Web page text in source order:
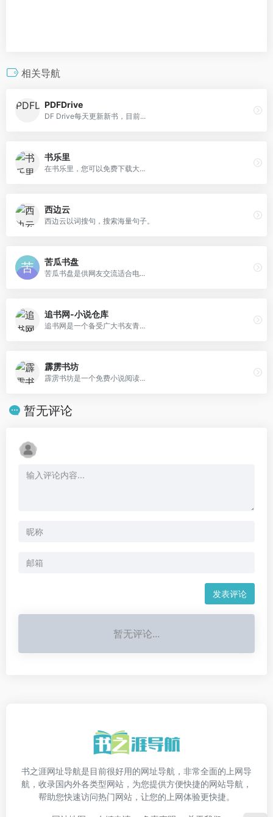
相关导航
PDFDrive
DF Drive每天更新新书，目前...
书乐里
在书乐里，您可以免费下载大...
西边云
西边云以词搜句，搜索海量句子。
苦瓜书盘
苦瓜书盘是供网友交流适合电...
追书网-小说仓库
追书网是一个备受广大书友青...
霹雳书坊
霹雳书坊是一个免费小说阅读...
暂无评论
发表评论
暂无评论...
书之涯网址导航是目前很好用的网址导航，非常全面的上网导
航，收录国内外各类型网站，为您提供方便快捷的网站导航，
帮助您快速访问热门网站，让您的上网体验更快捷。